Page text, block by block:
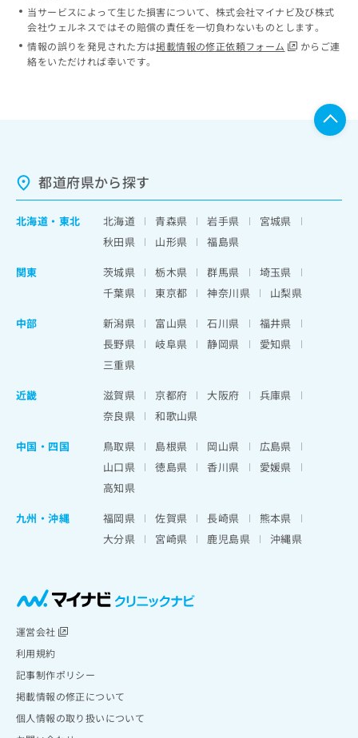
当サービスによって生じた損害について、株式会社マイナビ及び株式
会社ウェルネスではその賠償の責任を一切負わないものとします。
情報の誤りを発見された方は掲載情報の修正依頼フォーム
からご連
絡をいただければ幸いです。
都道府県から探す
北海道 ・ 東北 北海道 青森県 岩手県
宮城県
秋田県
山形県
福島県
関東
茨城県 栃木県 群馬県
埼玉県
千葉県
東京都 神奈川県
山梨県
中部
新潟県 富山県 石川県
福井県
長野県
岐阜県 静岡県
愛知県
三重県
近畿
滋賀県 京都府 大阪府
兵庫県
奈良県
和歌山県
中国・四国
鳥取県 島根県 岡山県
広島県
山口県
徳島県 香川県
愛媛県
高知県
九州・沖縄
福岡県 佐賀県 長崎県
熊本県
大分県
宮崎県 鹿児島県 沖縄県
運営会社
利用規約
記事制作ポリシー
掲載情報の修正について
個人情報の取り扱いについて